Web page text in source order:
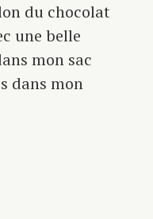
du chocolat
une belle
mon sac
dans mon